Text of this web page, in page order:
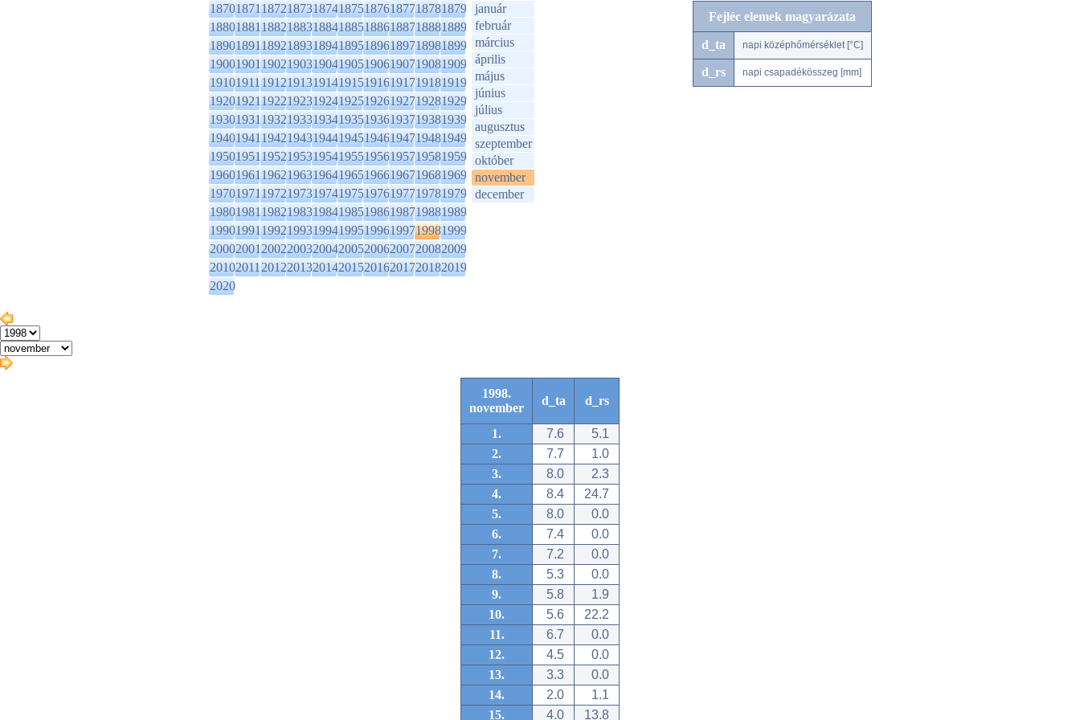
1870187118721873187418751876187718781879
1880188118821883188418851886188718881889
1890189118921893189418951896189718981899
1900190119021903190419051906190719081909
1910191119121913191419151916191719181919
1920192119221923192419251926192719281929
1930193119321933193419351936193719381939
1940194119421943194419451946194719481949
1950195119521953195419551956195719581959
1960196119621963196419651966196719681969
1970197119721973197419751976197719781979
1980198119821983198419851986198719881989
1990199119921993199419951996199719981999
2000200120022003200420052006200720082009
2010201120122013201420152016201720182019
2020
január
február
március
április
május
június
július
augusztus
szeptember
október
november
december
Fejléc elemek magyarázata
d_ta napi középhőmérséklet [°C]
d_rs napi csapadékösszeg [mm]
1998.
november
d_ta d_rs
1. 7.6
5.1
2.
7.7
1.0
3.
8.0
2.3
4.
8.4
24.7
5.
8.0
0.0
6.
7.4
0.0
7.
7.2
0.0
8.
5.3
0.0
9.
5.8
1.9
10.
5.6
22.2
11.
6.7
0.0
12.
4.5
0.0
13.
3.3
0.0
14.
2.0
1.1
15.
4.0 13.8